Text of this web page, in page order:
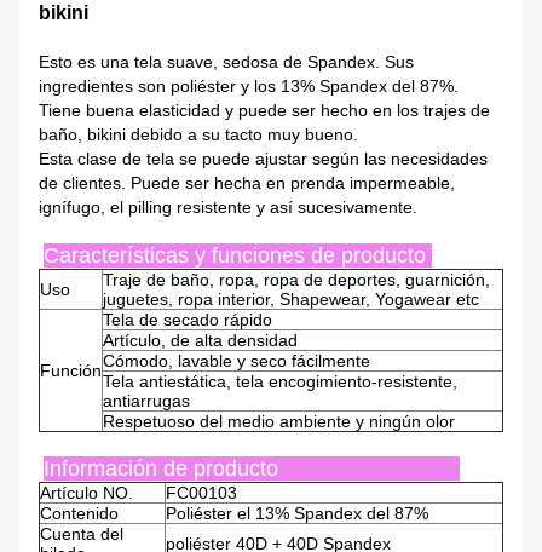
bikini
Esto es una tela suave, sedosa de Spandex. Sus
ingredientes son poliéster y los 13% Spandex del 87%.
Tiene buena elasticidad y puede ser hecho en los trajes de
baño, bikini debido a su tacto muy bueno.
Esta clase de tela se puede ajustar según las necesidades
de clientes. Puede ser hecha en prenda impermeable,
ignífugo, el pilling resistente y así sucesivamente.
Características y funciones de producto
Uso
Traje de baño, ropa, ropa de deportes, guarnición,
juguetes, ropa interior, Shapewear, Yogawear etc
Función
Tela de secado rápido
Artículo, de alta densidad
Cómodo, lavable y seco fácilmente
Tela antiestática, tela encogimiento-resistente,
antiarrugas
Respetuoso del medio ambiente y ningún olor
Información de producto
Artículo NO.
FC00103
Contenido
Poliéster el 13% Spandex del 87%
Cuenta del
poliéster 40D + 40D Spandex